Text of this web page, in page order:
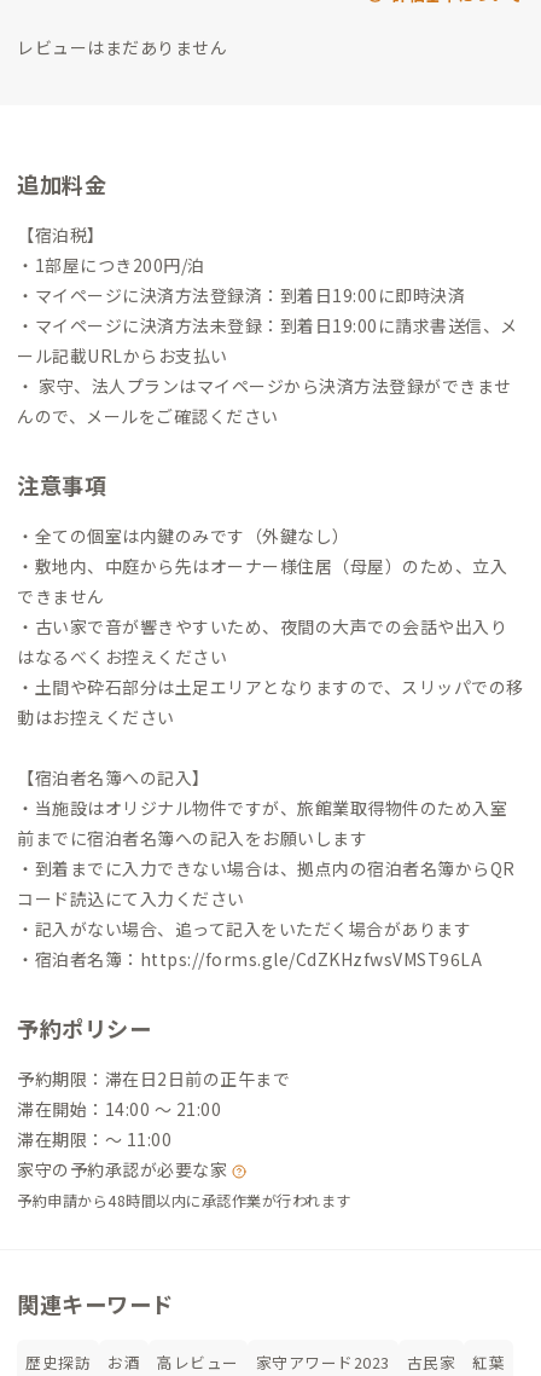
レビューはまだありません
追加料金
【宿泊税】
・1部屋につき200円/泊
・マイページに決済方法登録済：到着日19:00に即時決済
・マイページに決済方法未登録：到着日19:00に請求書送信、メ
ール記載URLからお支払い
・ 家守、法人プランはマイページから決済方法登録ができませ
んので、メールをご確認ください
注意事項
・全ての個室は内鍵のみです（外鍵なし）
・敷地内、中庭から先はオーナー様住居（母屋）のため、立入
できません
・古い家で音が響きやすいため、夜間の大声での会話や出入り
はなるべくお控えください
・土間や砕石部分は土足エリアとなりますので、スリッパでの移
動はお控えください
【宿泊者名簿への記入】
・当施設はオリジナル物件ですが、旅館業取得物件のため入室
前までに宿泊者名簿への記入をお願いします
・到着までに入力できない場合は、拠点内の宿泊者名簿からQR
コード読込にて入力ください
・記入がない場合、追って記入をいただく場合があります
・宿泊者名簿： https://forms.gle/CdZKHzfwsVMST96LA
予約ポリシー
予約期限：滞在日2日前の正午まで
滞在開始：14:00 〜 21:00
滞在期限：〜 11:00
家守の予約承認が必要な家
予約申請から48時間以内に承認作業が行われます
関連キーワード
歴史探訪 お酒 高レビュー 家守アワード2023 古民家
紅葉